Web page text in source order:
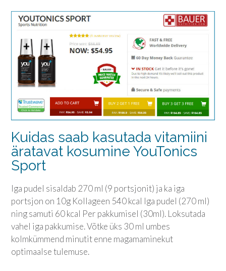
Kuidas saab kasutada vitamiini
äratavat kosumine YouTonics
Sport
Iga pudel sisaldab 270 ml (9 portsjonit) ja ka iga
portsjon on 10g Kollageen 540 kcal Iga pudel (270 ml)
ning samuti 60 kcal Per pakkumisel (30ml). Loksutada
vahel iga pakkumise. Võtke üks 30 ml umbes
kolmkümmend minutit enne magamaminekut
optimaalse tulemuse.